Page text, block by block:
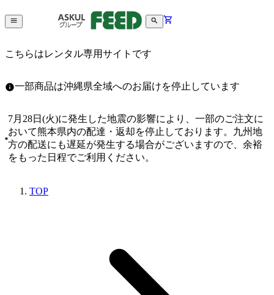
こちらはレンタル専用サイトです
一部商品は沖縄県全域へのお届けを停止しています
7月28日(火)に発生した地震の影響により、一部のご注文に
おいて熊本県内の配達・返却を停止しております。九州地
方の配送にも遅延が発生する場合がございますので、余裕
をもった日程でご利用ください。
TOP